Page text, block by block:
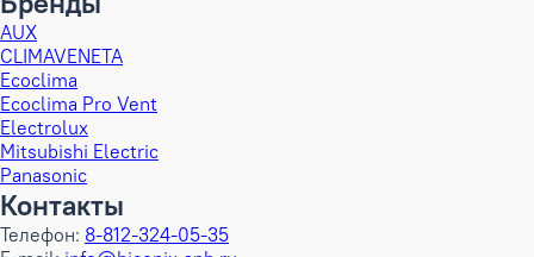
AUX
CLIMAVENETA
Ecoclima
Ecoclima Pro Vent
Electrolux
Mitsubishi Electric
Panasonic
Контакты
Телефон: 8-812-324-05-35